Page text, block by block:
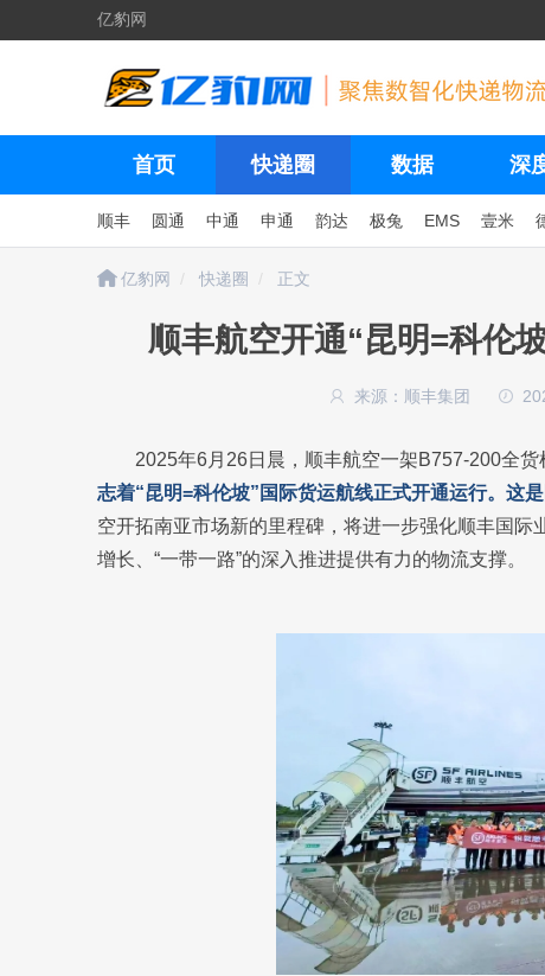
亿豹网
首页 快递圈 数据 深
顺丰 圆通 中通 申通 韵达 极兔 EMS 壹米
亿豹网 快递圈 正文
顺丰航空开通“昆明=科伦
来源：顺丰集团
2025年6月26日晨，顺丰航空一架B757-200全
志着“昆明=科伦坡”国际货运航线正式开通运行。这
空开拓南亚市场新的里程碑，将进一步强化顺丰国
增长、“一带一路”的深入推进提供有力的物流支撑。